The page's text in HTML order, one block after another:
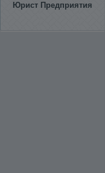
Юрист Предприятия